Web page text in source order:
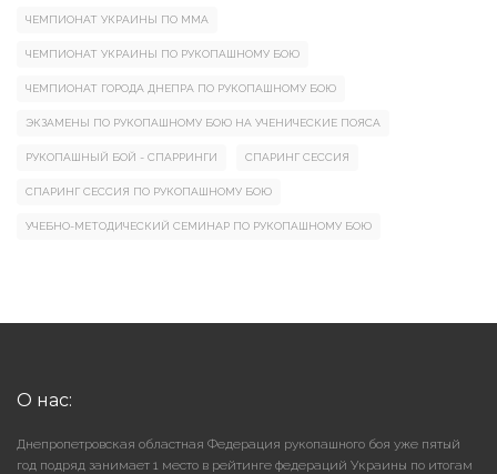
ЧЕМПИОНАТ УКРАИНЫ ПО ММА
ЧЕМПИОНАТ УКРАИНЫ ПО РУКОПАШНОМУ БОЮ
ЧЕМПИОНАТ ГОРОДА ДНЕПРА ПО РУКОПАШНОМУ БОЮ
ЭКЗАМЕНЫ ПО РУКОПАШНОМУ БОЮ НА УЧЕНИЧЕСКИЕ ПОЯСА
РУКОПАШНЫЙ БОЙ - СПАРРИНГИ СПАРИНГ СЕССИЯ
СПАРИНГ СЕССИЯ ПО РУКОПАШНОМУ БОЮ
УЧЕБНО-МЕТОДИЧЕСКИЙ СЕМИНАР ПО РУКОПАШНОМУ БОЮ
О нас:
Днепропетровская областная Федерация рукопашного боя уже пятый
год подряд занимает 1 место в рейтинге федераций Украины по итогам